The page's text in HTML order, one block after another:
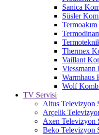
Sanica
Süsler
Thermex
Vaillant
Viessmann
Warmhaus
Wolf
TV Servisi
Altus Televizyon
Arçelik
Axen Televizyon
Beko Televizyon